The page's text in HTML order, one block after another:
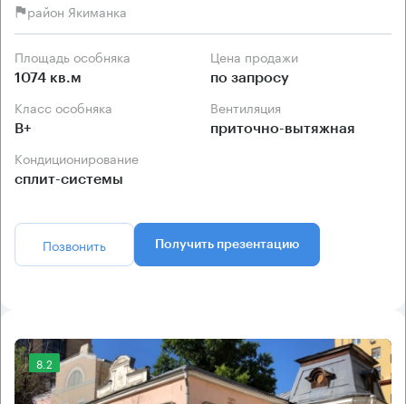
район Якиманка
Площадь особняка
1074 кв.м
Цена продажи
по запросу
Класс особняка
B+
Вентиляция
приточно-вытяжная
Кондиционирование
сплит-системы
Позвонить Получить презентацию
8.2